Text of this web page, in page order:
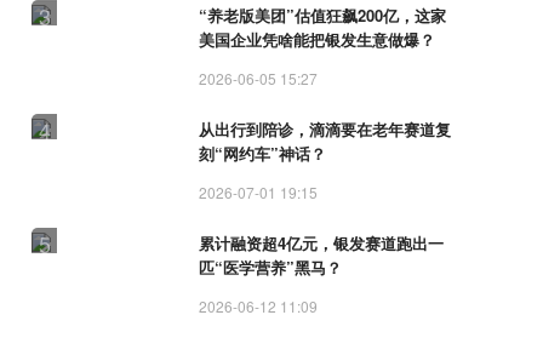
3
“养老版美团”估值狂飙200亿，这家
美国企业凭啥能把银发生意做爆？
2026-06-05 15:27
4
从出行到陪诊，滴滴要在老年赛道复
刻“网约车”神话？
2026-07-01 19:15
5
累计融资超4亿元，银发赛道跑出一
匹“医学营养”黑马？
2026-06-12 11:09